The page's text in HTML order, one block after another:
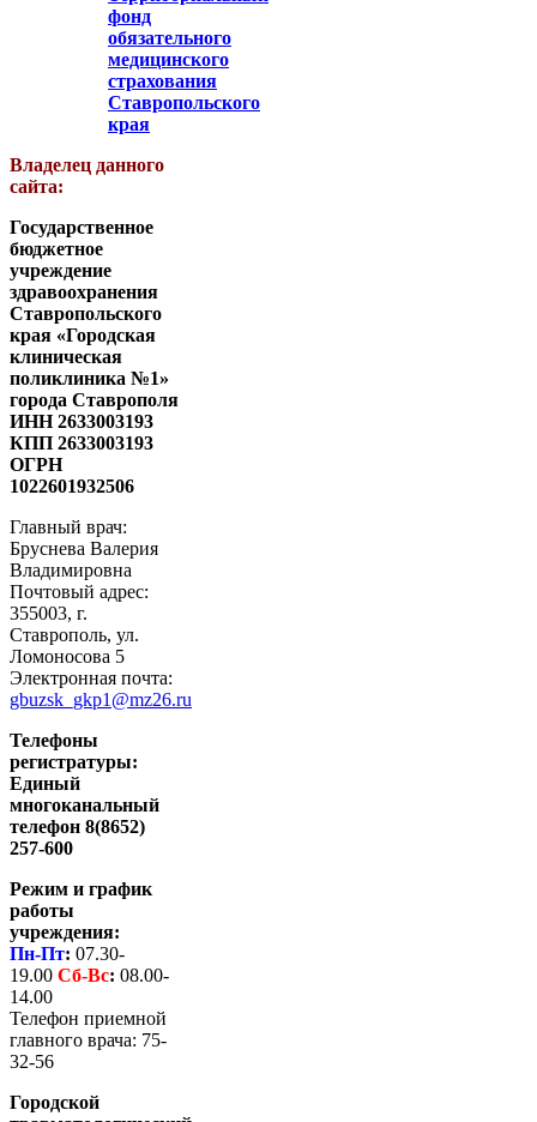
фонд
обязательного
медицинского
страхования
Ставропольского
края
Владелец данного
сайта:
Государственное
бюджетное
учреждение
здравоохранения
Ставропольского
края «Городская
клиническая
поликлиника №1»
города Ставрополя
ИНН 2633003193
КПП 2633003193
ОГРН
1022601932506
Главный врач:
Бруснева Валерия
Владимировна
Почтовый адрес:
355003, г.
Ставрополь, ул.
Ломоносова 5
Электронная почта:
gbuzsk_gkp1@mz26.ru
Телефоны
регистратуры:
Единый
многоканальный
телефон 8(8652)
257-600
Режим и график
работы
учреждения:
Пн-Пт: 07.30-
19.00 Сб-Вс: 08.00-
14.00
Телефон приемной
главного врача: 75-
32-56
Городской